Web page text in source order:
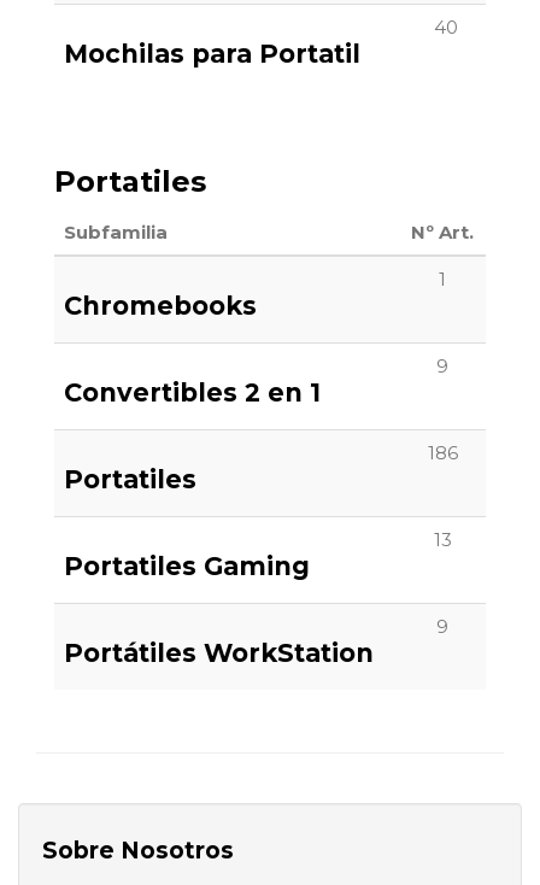
Mochilas para Portatil
40
Portatiles
Subfamilia Nº Art.
Chromebooks
1
Convertibles 2 en 1
9
Portatiles
186
Portatiles Gaming
13
Portátiles WorkStation
9
Sobre Nosotros